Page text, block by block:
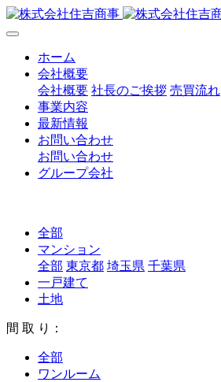
ホーム
会社概要
会社概要 社長のご挨拶 売買流れ
事業内容
最新情報
お問い合わせ
お問い合わせ
グループ会社
全部
マンション
全部 東京都 埼玉県 千葉県
一戸建て
土地
間 取 り：
全部
ワンルーム